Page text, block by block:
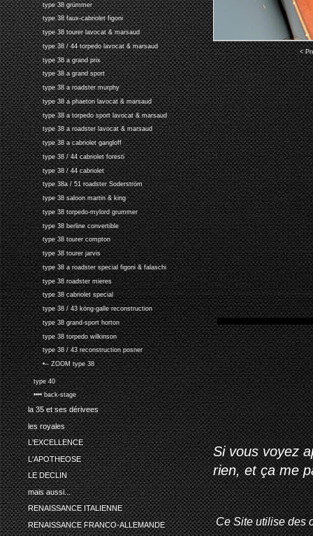
type 38 grümmer
type 38 faux-cabriolet figoni
type 38 tourer lavocat & marsaud
type 38 / 44 torpedo lavocat & marsaud
type 38 a grand prix
type 38 a grand sport
type 38 a roadster murphy
type 38 a phaeton lavocat & marsaud
type 38 a torpedo sport lavocat & marsaud
type 38 a roadster lavocat & marsaud
type 38 a cabriolet gangloff
type 38 / 44 cabriolet foresti
type 38 / 44 cabriolet
type 38a / 51 roadster Soderström
type 38 saloon martin & king
type 38 torpedo-mylord grummer
type 38 berline convertible
type 38 tourer compton
type 38 tourer jarvis
type 38 a roadster special figoni & falaschi
type 38 roadster mieres
type 38 cabriolet special
type 38 / 43 köng-galle reconstruction
type 38 grand-sport horton
type 38 torpedo wilkinson
type 38 / 43 reconstruction posner
•-- ZOOM type 38
type 40
•••• back-stage
la 35 et ses dérivees
les royales
L'EXCELLENCE
L'APOTHEOSE
LE DECLIN
mais aussi...
RENAISSANCE ITALIENNE
RENAISSANCE FRANCO-ALLEMANDE
<
Si vous voyez
rien, et ça me
Ce Site utilise des